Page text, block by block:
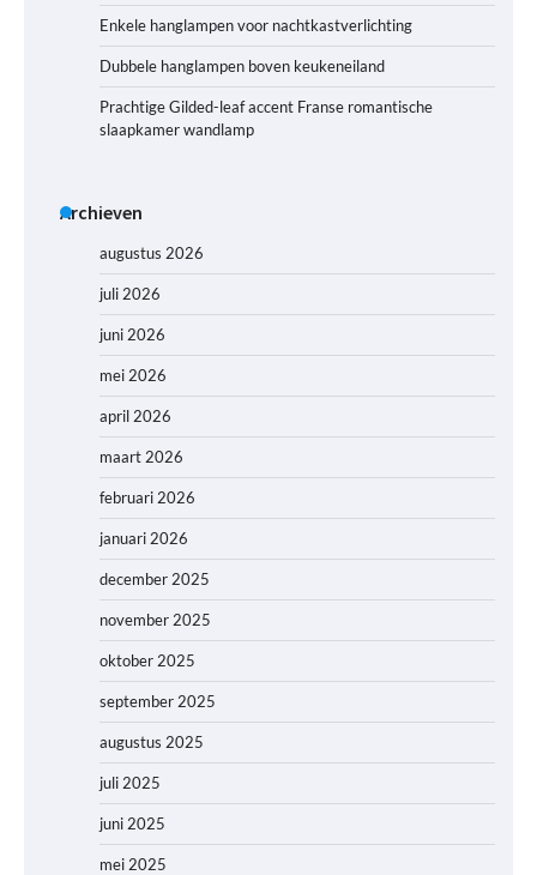
Enkele hanglampen voor nachtkastverlichting
Dubbele hanglampen boven keukeneiland
Prachtige Gilded-leaf accent Franse romantische
slaapkamer wandlamp
Archieven
augustus 2026
juli 2026
juni 2026
mei 2026
april 2026
maart 2026
februari 2026
januari 2026
december 2025
november 2025
oktober 2025
september 2025
augustus 2025
juli 2025
juni 2025
mei 2025